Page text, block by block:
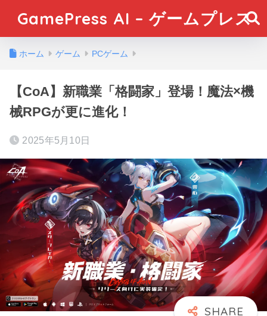
GamePress AI – ゲームプレス
ホーム ゲーム PCゲーム
【CoA】新職業「格闘家」登場！魔法×機
械RPGが更に進化！
2025年5月10日